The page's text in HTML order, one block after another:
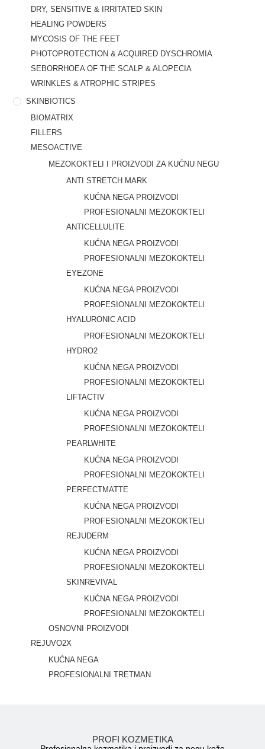
DRY, SENSITIVE & IRRITATED SKIN
HEALING POWDERS
MYCOSIS OF THE FEET
PHOTOPROTECTION & ACQUIRED DYSCHROMIA
SEBORRHOEA OF THE SCALP & ALOPECIA
WRINKLES & ATROPHIC STRIPES
SKINBIOTICS
BIOMATRIX
FILLERS
MESOACTIVE
MEZOKOKTELI I PROIZVODI ZA KUĆNU NEGU
ANTI STRETCH MARK
KUĆNA NEGA PROIZVODI
PROFESIONALNI MEZOKOKTELI
ANTICELLULITE
KUĆNA NEGA PROIZVODI
PROFESIONALNI MEZOKOKTELI
EYEZONE
KUĆNA NEGA PROIZVODI
PROFESIONALNI MEZOKOKTELI
HYALURONIC ACID
PROFESIONALNI MEZOKOKTELI
HYDRO2
KUĆNA NEGA PROIZVODI
PROFESIONALNI MEZOKOKTELI
LIFTACTIV
KUĆNA NEGA PROIZVODI
PROFESIONALNI MEZOKOKTELI
PEARLWHITE
KUĆNA NEGA PROIZVODI
PROFESIONALNI MEZOKOKTELI
PERFECTMATTE
KUĆNA NEGA PROIZVODI
PROFESIONALNI MEZOKOKTELI
REJUDERM
KUĆNA NEGA PROIZVODI
PROFESIONALNI MEZOKOKTELI
SKINREVIVAL
KUĆNA NEGA PROIZVODI
PROFESIONALNI MEZOKOKTELI
OSNOVNI PROIZVODI
REJUVO2X
KUĆNA NEGA
PROFESIONALNI TRETMAN
PROFI KOZMETIKA